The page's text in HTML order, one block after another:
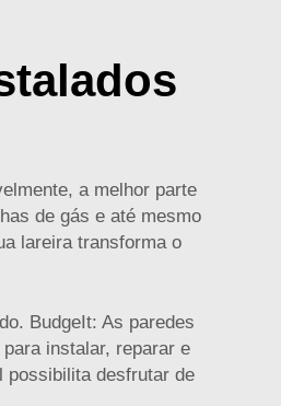
a melhor parte
de gás e até mesmo
lareira transforma o
BudgeIt: As paredes
instalar, reparar e
possibilita desfrutar de